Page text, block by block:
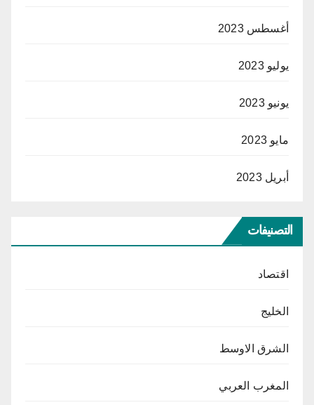
أغسطس 2023
يوليو 2023
يونيو 2023
مايو 2023
أبريل 2023
التصنيفات
اقتصاد
الخليج
الشرق الاوسط
المغرب العربي